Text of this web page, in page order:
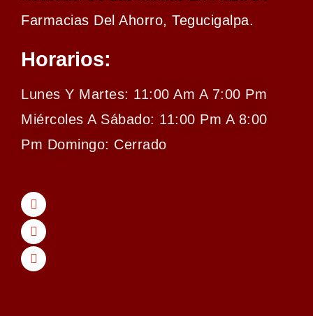
Farmacias Del Ahorro, Tegucigalpa.
Horarios:
Lunes Y Martes: 11:00 Am A 7:00 Pm
Miércoles A Sábado: 11:00 Pm A 8:00
Pm Domingo: Cerrado